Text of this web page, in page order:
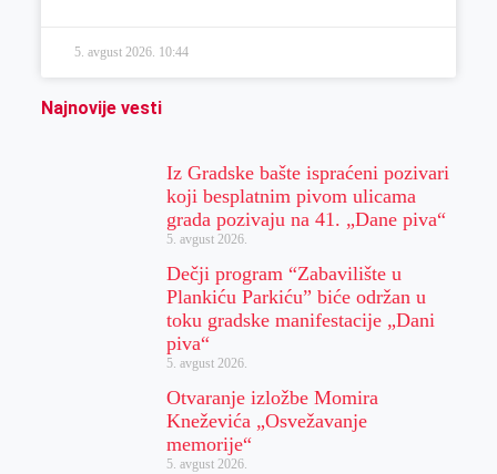
5. avgust 2026. 10:44
Najnovije vesti
Iz Gradske bašte ispraćeni pozivari
koji besplatnim pivom ulicama
grada pozivaju na 41. „Dane piva“
5. avgust 2026.
Dečji program “Zabavilište u
Plankiću Parkiću” biće održan u
toku gradske manifestacije „Dani
piva“
5. avgust 2026.
Otvaranje izložbe Momira
Kneževića „Osvežavanje
memorije“
5. avgust 2026.